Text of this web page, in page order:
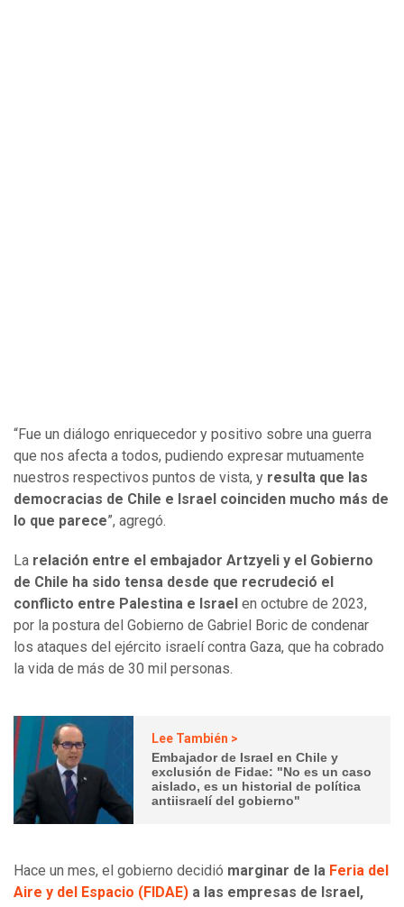
“Fue un diálogo enriquecedor y positivo sobre una guerra
que nos afecta a todos, pudiendo expresar mutuamente
nuestros respectivos puntos de vista, y resulta que las
democracias de Chile e Israel coinciden mucho más de
lo que parece”, agregó.
La relación entre el embajador Artzyeli y el Gobierno
de Chile ha sido tensa desde que recrudeció el
conflicto entre Palestina e Israel en octubre de 2023,
por la postura del Gobierno de Gabriel Boric de condenar
los ataques del ejército israelí contra Gaza, que ha cobrado
la vida de más de 30 mil personas.
Lee También >
Embajador de Israel en Chile y
exclusión de Fidae: "No es un caso
aislado, es un historial de política
antiisraelí del gobierno"
Hace un mes, el gobierno decidió marginar de la Feria del
Aire y del Espacio (FIDAE) a las empresas de Israel,